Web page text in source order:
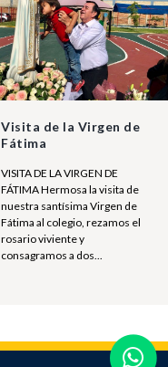
Visita de la Virgen de
Fátima
VISITA DE LA VIRGEN DE
FÁTIMA Hermosa la visita de
nuestra santísima Virgen de
Fátima al colegio, rezamos el
rosario viviente y
consagramos a dos...